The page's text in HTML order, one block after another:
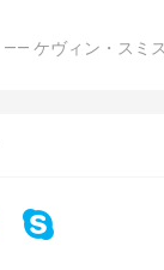
—— ケヴィン・スミス